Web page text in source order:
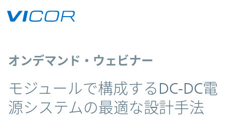
オンデマンド・ウェビナー
モジュールで構成するDC-DC電
源システムの最適な設計手法